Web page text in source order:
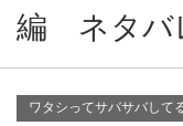
編 ネタバ
ワタシってサバサバして